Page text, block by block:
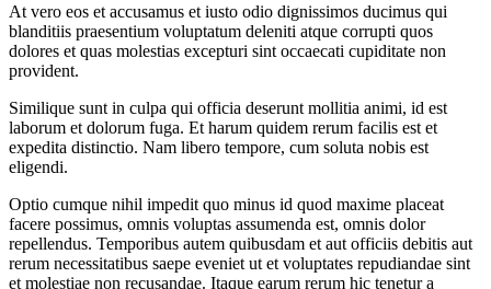
At vero eos et accusamus et iusto odio dignissimos ducimus qui
blanditiis praesentium voluptatum deleniti atque corrupti quos
dolores et quas molestias excepturi sint occaecati cupiditate non
provident.
Similique sunt in culpa qui officia deserunt mollitia animi, id est
laborum et dolorum fuga. Et harum quidem rerum facilis est et
expedita distinctio. Nam libero tempore, cum soluta nobis est
eligendi.
Optio cumque nihil impedit quo minus id quod maxime placeat
facere possimus, omnis voluptas assumenda est, omnis dolor
repellendus. Temporibus autem quibusdam et aut officiis debitis aut
rerum necessitatibus saepe eveniet ut et voluptates repudiandae sint
et molestiae non recusandae. Itaque earum rerum hic tenetur a